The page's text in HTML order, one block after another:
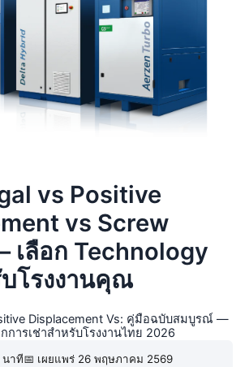
vs Positive
vs Screw
เลือก Technology
โรงงานคุณ
Displacement Vs: คู่มือฉบับสมบูรณ์ —
การเช่าสำหรับโรงงานไทย 2026
นาที📅 เผยแพร่ 26 พฤษภาคม 2569